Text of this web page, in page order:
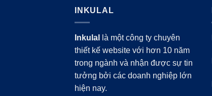
INKULAL
Inkulal
là một công ty chuyên
thiết kế website với hơn 10 năm
trong ngành và nhận được sự tin
tưởng bởi các doanh nghiệp lớn
hiện nay.